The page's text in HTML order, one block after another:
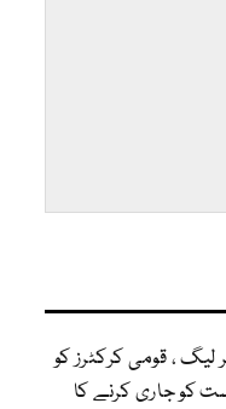
لیگ ، قومی کرکٹرز کو
سی 19 اگست کو جاری کرنے کا